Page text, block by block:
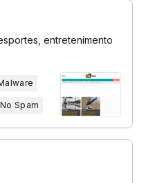
entretenimento
No Spam